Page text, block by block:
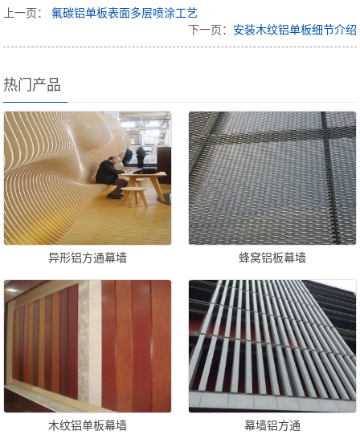
上一页：
氟碳铝单板表面多层喷涂工艺
下一页： 安装木纹铝单板细节介绍
热门产品
异形铝方通幕墙 蜂窝铝板幕墙
木纹铝单板幕墙 幕墙铝方通